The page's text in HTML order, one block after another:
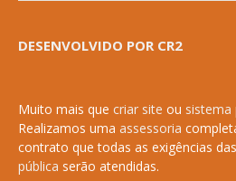
DESENVOLVIDO POR CR2
Muito mais que criar site ou sistema
Realizamos uma assessoria
contrato que todas as exigências das
pública serão atendidas.